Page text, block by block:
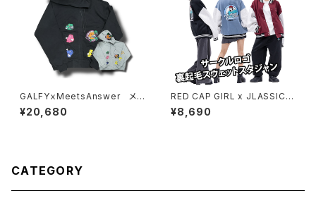
GALFYｘMeetsAnswer メニ
ーポケットZIPパーカー 1240
78・154390
¥20,680
RED CAP GIRL x JLASSIC C
LOTHING コラボ サークルロ
ゴ裏起毛スウェットスタジャン
¥8,690
CATEGORY